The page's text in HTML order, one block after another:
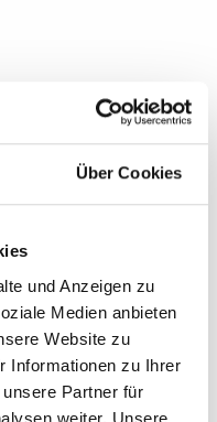
Über Cookies
und Anzeigen zu
Medien anbieten
Website zu
Informationen zu Ihrer
Partner für
weiter. Unsere
zukünftigen Qualität
den Bestandsgebieten